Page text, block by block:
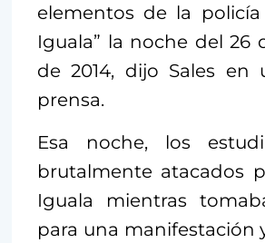
elementos de la
Iguala” la noche del 26
de 2014, dijo Sales en
prensa.
Esa noche, los
brutalmente atacados
Iguala mientras
para una manifestación